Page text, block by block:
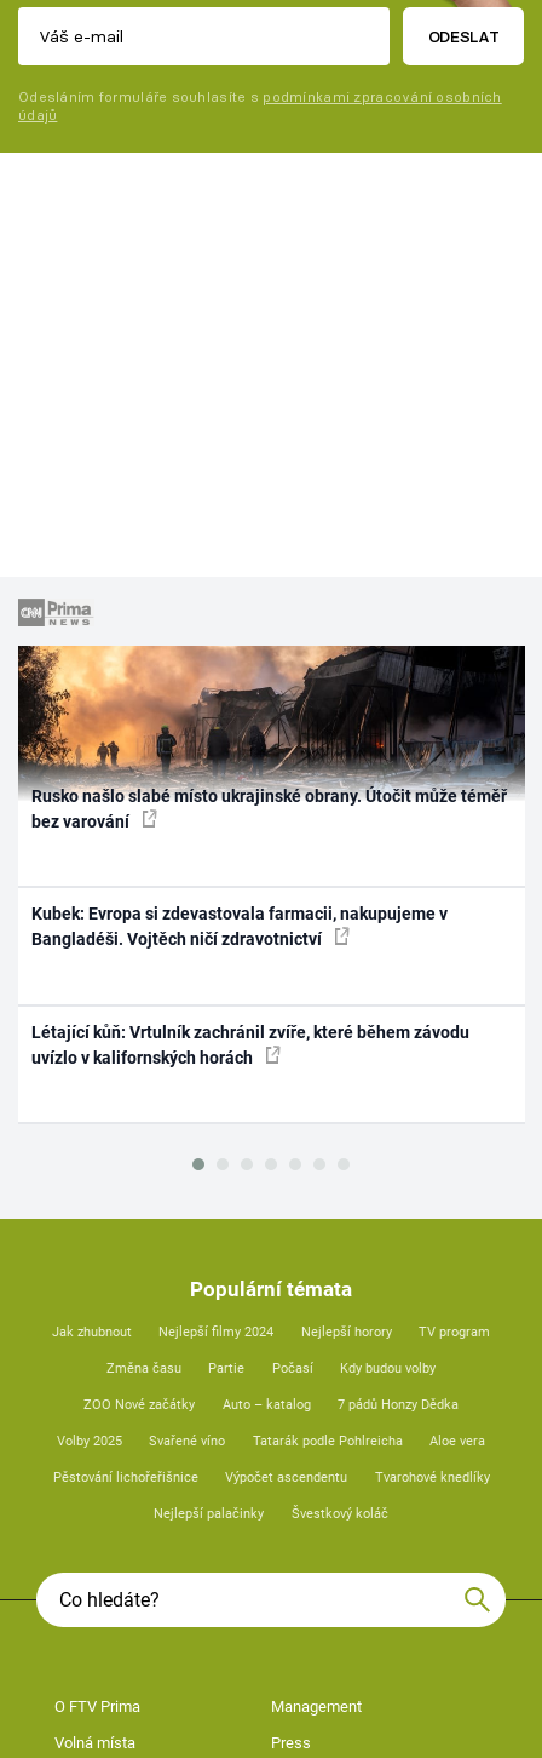
ODESLAT
Odesláním formuláře souhlasíte s podmínkami zpracování osobních
údajů
Rusko našlo slabé místo ukrajinské obrany. Útočit může téměř
bez varování
Kubek: Evropa si zdevastovala farmacii, nakupujeme v
Bangladéši. Vojtěch ničí zdravotnictví
Létající kůň: Vrtulník zachránil zvíře, které během závodu
uvízlo v kalifornských horách
Populární témata
Jak zhubnout Nejlepší filmy 2024 Nejlepší horory TV program
Změna času Partie Počasí Kdy budou volby
ZOO Nové začátky Auto – katalog 7 pádů Honzy Dědka
Volby 2025 Svařené víno Tatarák podle Pohlreicha Aloe vera
Pěstování lichořeřišnice Výpočet ascendentu Tvarohové knedlíky
Nejlepší palačinky Švestkový koláč
O FTV Prima Management
Volná místa Press